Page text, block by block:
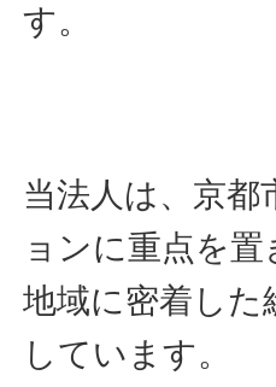
す。
当法人は、京
ョンに重点を
地域に密着した
しています。